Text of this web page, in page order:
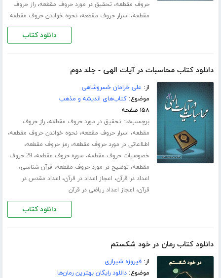
حروف مقطعه، تحقیق در مورد حروف مقطعه،راز حروف
مقطعه، اسرار حروف مقطعه،نحوه خواندن حروف مقطعه
دانلود کتاب
دانلود کتاب محاسبات در آیات الهی - جلد دوم
از: علی خرامان خسروشاهی
موضوع:کتاب‌های اندیشه و مذهب
۱۵۸ صفحه
برچسب‌ها: تحقیق در مورد حروف مقطعه،راز حروف
مقطعه، اسرار حروف مقطعه،نحوه خواندن حروف مقطعه،
اطلاعاتی در مورد حروف مقطعه،رمز حروف مقطعه،
خصوصیات حروف مقطعه، سوره حروف مقطعه،
29 حروف
مقطعه، توضیح در مورد حروف مقطعه، قرآن شناسی،
اعداد در قرآن، اعجاز اعداد در قرآن، اعداد مقدس در
قرآن، اعجاز اعداد ریاضی در قرآن
دانلود کتاب
دانلود کتاب رمان در خود شکستم
از:فیروزه شیرازی
موضوع:دانلود رایگان بهترین رمان‌ها